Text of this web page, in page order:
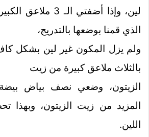
لين، وإذا أضفتي الـ
الذي قمنا بوضعها بالتدريج،
ولم يزل المكون غير لين بشكل كاف،
بالثلاث ملاعق كبيرة من زيت
الزيتون، وضعي نصف بياض
المزيد من زيت الزيتون، وبهذا
اللين.